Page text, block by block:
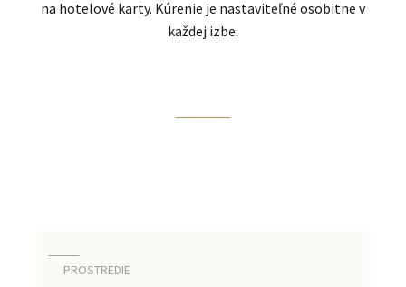
na hotelové karty. Kúrenie je nastaviteľné osobitne v
každej izbe.
PROSTREDIE